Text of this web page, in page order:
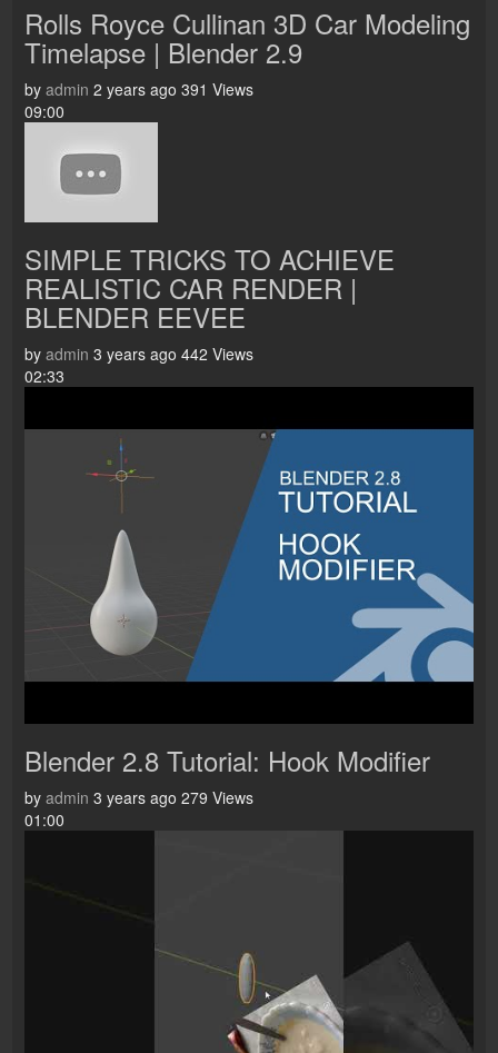
Rolls Royce Cullinan 3D Car Modeling
Timelapse | Blender 2.9
by admin 2 years ago 391 Views
09:00
SIMPLE TRICKS TO ACHIEVE
REALISTIC CAR RENDER |
BLENDER EEVEE
by admin 3 years ago 442 Views
02:33
Blender 2.8 Tutorial: Hook Modifier
by admin 3 years ago 279 Views
01:00